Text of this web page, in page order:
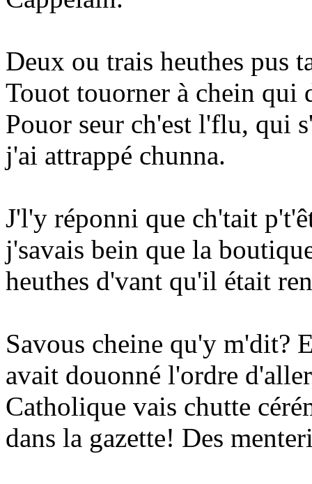
Deux ou trais heuthes pus
Touot touorner à chein qui
Pouor seur ch'est l'flu, qui
j'ai attrappé chunna.
J'l'y réponni que ch'tait
j'savais bein que la
heuthes d'vant qu'il était
Savous cheine qu'y m'dit?
avait douonné l'ordre
Catholique vais chutte
dans la gazette! Des